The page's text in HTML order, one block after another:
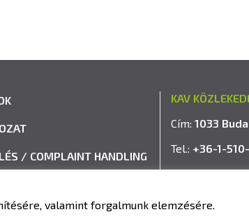
/ COMPLAINT HANDLING
KAV
Cím:1033
Tel.: +36-1-
E-mail:
valamint forgalmunk elemzésére.